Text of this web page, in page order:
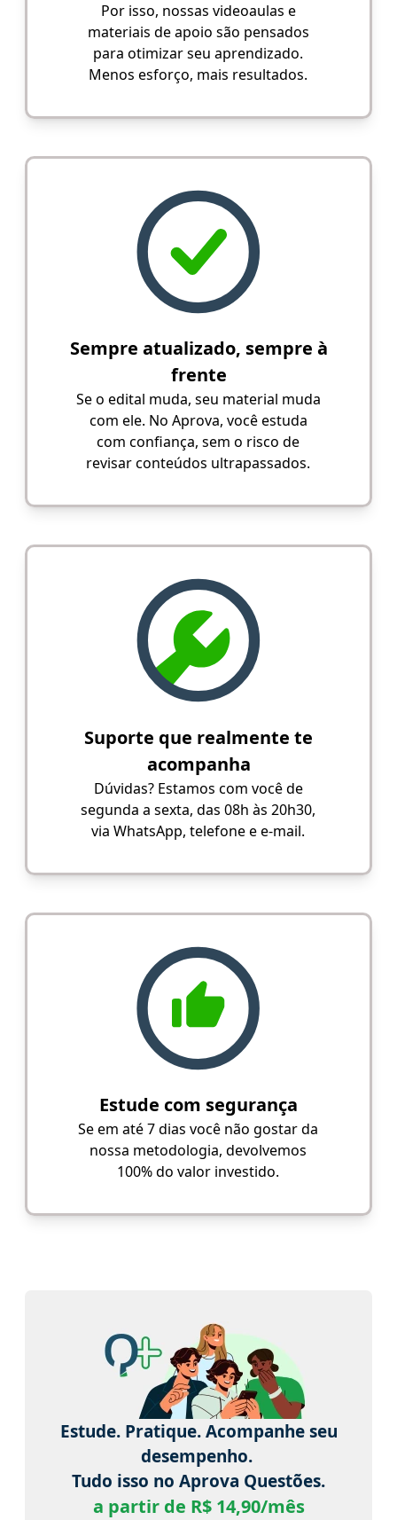
Por isso, nossas videoaulas e
materiais de apoio são pensados
para otimizar seu aprendizado.
Menos esforço, mais resultados.
Sempre atualizado, sempre à
frente
Se o edital muda, seu material muda
com ele. No Aprova, você estuda
com confiança, sem o risco de
revisar conteúdos ultrapassados.
Suporte que realmente te
acompanha
Dúvidas? Estamos com você de
segunda a sexta, das 08h às 20h30,
via WhatsApp, telefone e e-mail.
Estude com segurança
Se em até 7 dias você não gostar da
nossa metodologia, devolvemos
100% do valor investido.
Estude. Pratique. Acompanhe seu
desempenho.
Tudo isso no Aprova Questões.
a partir de R$ 14,90/mês